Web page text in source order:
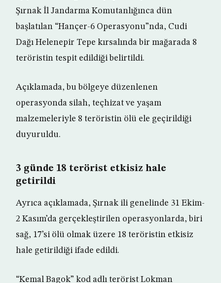
Şırnak İl Jandarma Komutanlığınca dün
başlatılan “Hançer-6 Operasyonu”nda, Cudi
Dağı Helenepir Tepe kırsalında bir mağarada 8
teröristin tespit edildiği belirtildi.
Açıklamada, bu bölgeye düzenlenen
operasyonda silah, teçhizat ve yaşam
malzemeleriyle 8 teröristin ölü ele geçirildiği
duyuruldu.
3 günde 18 terörist etkisiz hale
getirildi
Ayrıca açıklamada, Şırnak ili genelinde 31 Ekim-
2 Kasım’da gerçekleştirilen operasyonlarda, biri
sağ, 17’si ölü olmak üzere 18 teröristin etkisiz
hale getirildiği ifade edildi.
“Kemal Bagok” kod adlı terörist Lokman